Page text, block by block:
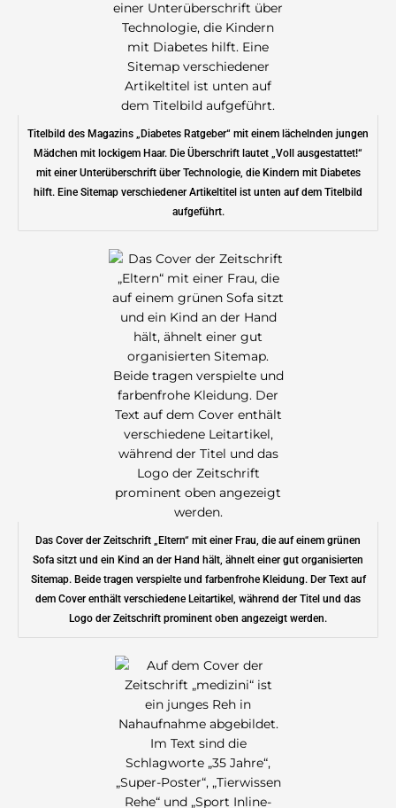
Titelbild des Magazins „Diabetes Ratgeber“ mit einem lächelnden jungen
Mädchen mit lockigem Haar. Die Überschrift lautet „Voll ausgestattet!“
mit einer Unterüberschrift über Technologie, die Kindern mit Diabetes
hilft. Eine Sitemap verschiedener Artikeltitel ist unten auf dem Titelbild
aufgeführt.
Das Cover der Zeitschrift „Eltern“ mit einer Frau, die auf einem grünen
Sofa sitzt und ein Kind an der Hand hält, ähnelt einer gut organisierten
Sitemap. Beide tragen verspielte und farbenfrohe Kleidung. Der Text auf
dem Cover enthält verschiedene Leitartikel, während der Titel und das
Logo der Zeitschrift prominent oben angezeigt werden.